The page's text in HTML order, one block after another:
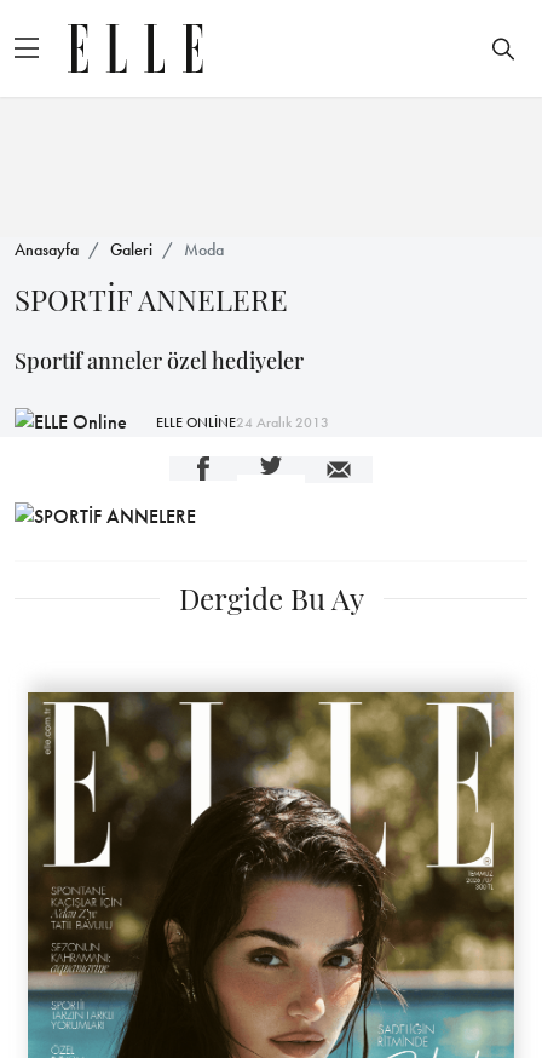
Anasayfa Galeri Moda
SPORTİF ANNELERE
Sportif anneler özel hediyeler
ELLE ONLİNE24 Aralık 2013
Dergide Bu Ay